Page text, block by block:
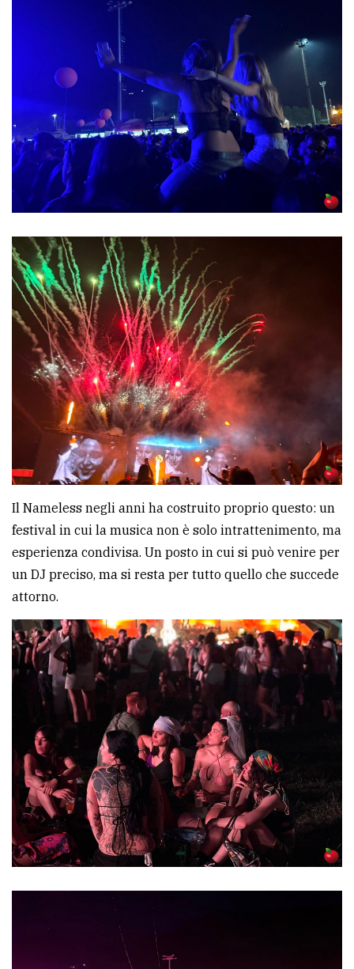
Il Nameless negli anni ha costruito proprio questo: un
festival in cui la musica non è solo intrattenimento, ma
esperienza condivisa. Un posto in cui si può venire per
un DJ preciso, ma si resta per tutto quello che succede
attorno.